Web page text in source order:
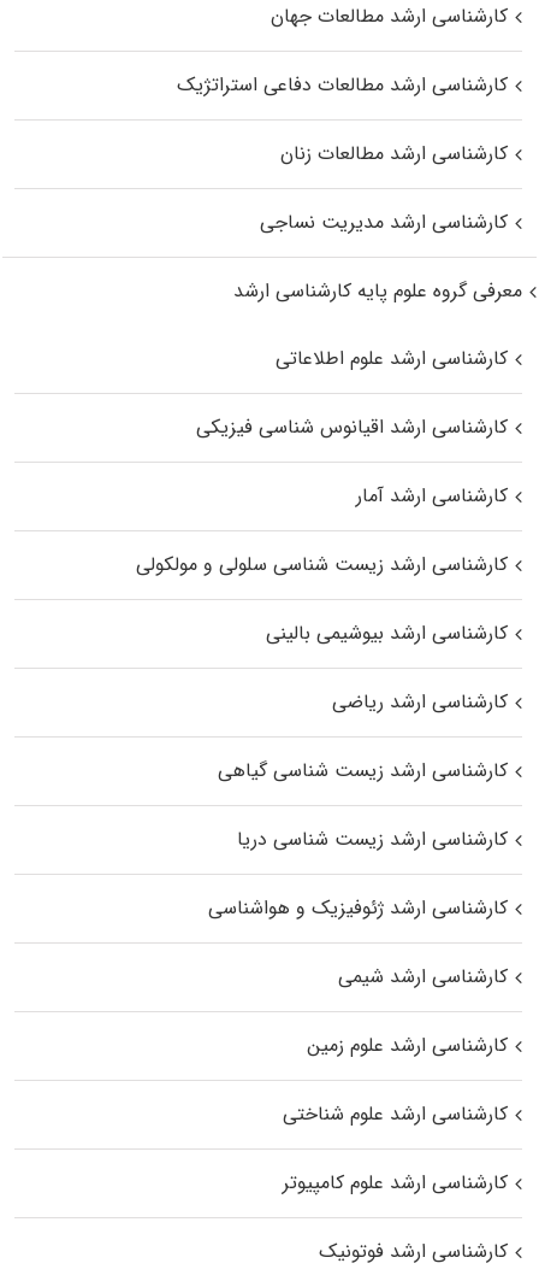
کارشناسی ارشد مطالعات جهان
کارشناسی ارشد مطالعات دفاعی استراتژیک
کارشناسی ارشد مطالعات زنان
کارشناسی ارشد مدیریت نساجی
معرفی گروه علوم پایه کارشناسی ارشد
کارشناسی ارشد علوم اطلاعاتی
کارشناسی ارشد اقیانوس‌ شناسی فیزیکی
کارشناسی ارشد آمار
کارشناسی ارشد زیست شناسی سلولی و مولکولی
کارشناسی ارشد بیوشیمی بالینی
کارشناسی ارشد ریاضی
کارشناسی ارشد زیست‌ شناسی گیاهی
کارشناسی ارشد زیست‌ شناسی دریا
کارشناسی ارشد ژئوفیزیک و هواشناسی
کارشناسی ارشد شیمی
کارشناسی ارشد علوم زمین
کارشناسی ارشد علوم شناختی
کارشناسی ارشد علوم کامپیوتر
کارشناسی ارشد فوتونیک